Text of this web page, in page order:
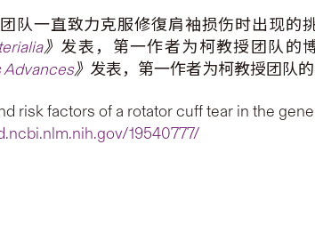
队一直致力克服修復肩袖损伤时出现
》 发表，第一作者为柯教授团队的
Advances》 发表，第一作者为柯教授团队
risk factors of a rotator cuff tear in the
19540777/